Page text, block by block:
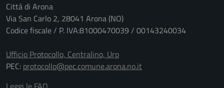
Città di Arona
Via San Carlo 2, 28041 Arona (NO)
Codice fiscale / P. IVA:81000470039 / 00143240034
Ufficio Protocollo, Centralino, Urp
PEC: protocollo@pec.comune.arona.no.it